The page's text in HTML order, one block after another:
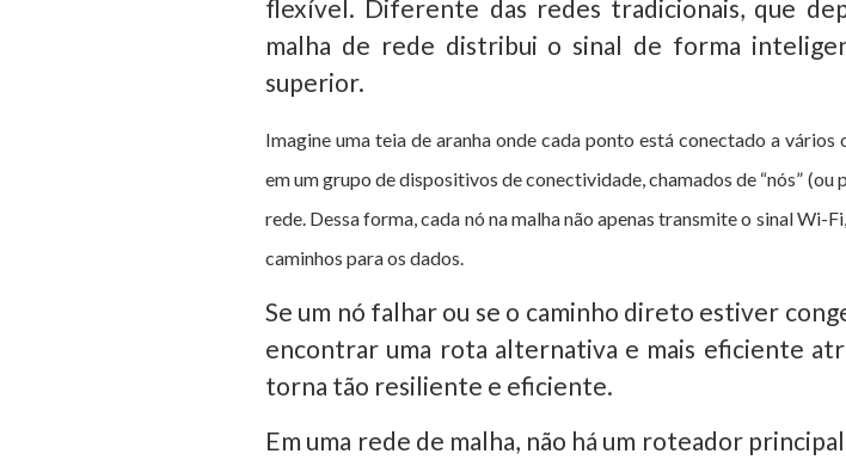
flexível. Diferente das redes tradicionais, que
malha de rede distribui o sinal de forma
superior.
Imagine uma teia de aranha onde cada ponto está conectado a vários
em um grupo de dispositivos de conectividade, chamados de “nós” (ou
rede. Dessa forma , cada nó na malha não apenas transmite o sinal Wi-
caminhos para os dados.
Se um nó falhar ou se o caminho direto estiver
encontrar uma rota alternativa e mais eficiente
torna tão resiliente e eficiente.
Em uma rede de malha, não há um roteador